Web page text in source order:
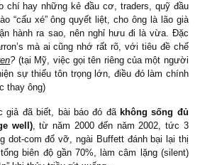
class A giảm kinh ngạc -19.9%,
tư và cả book value của tập đoàn,
500 tăng đến tận 21.0%, tức
so với chỉ số tham chiếu, một mức
còn trẻ chắc ông chưa bao giờ từng
như vậy (!)
chí hay những kẻ đầu cơ, traders,
vào “cấu xé” ông quyết liệt, cho ông là
vận hành ra sao, nên nghỉ hưu đi là
mà ai cũng nhớ rất rõ, với tiêu